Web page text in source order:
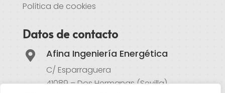
Política de cookies
Datos de contacto
 Afina Ingeniería Energética
C/ Esparraguera
41089 – Dos Hermanas (Sevilla)